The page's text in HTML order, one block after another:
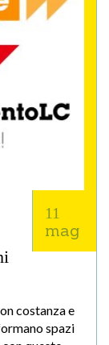
11
mag
costanza e
spazi